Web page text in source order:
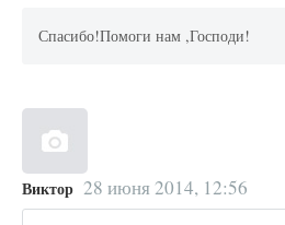
Спасибо!Помоги нам ,Господи!
Виктор 28 июня 2014, 12:56